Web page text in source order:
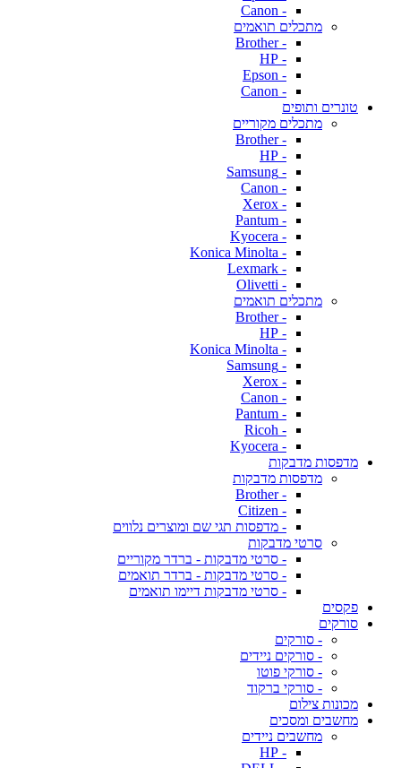
- Canon
מתכלים תואמים
- Brother
- HP
- Epson
- Canon
טונרים ותופים
מתכלים מקוריים
- Brother
- HP
- Samsung
- Canon
- Xerox
- Pantum
- Kyocera
- Konica Minolta
- Lexmark
- Olivetti
מתכלים תואמים
- Brother
- HP
- Konica Minolta
- Samsung
- Xerox
- Canon
- Pantum
- Ricoh
- Kyocera
מדפסות מדבקות
מדפסות מדבקות
- Brother
- Citizen
- מדפסות תגי שם ומוצרים נלווים
סרטי מדבקות
- סרטי מדבקות - ברדר מקוריים
- סרטי מדבקות - ברדר תואמים
- סרטי מדבקות דיימו תואמים
פקסים
סורקים
- סורקים
- סורקים ניידים
- סורקי פוטו
- סורקי ברקוד
מכונות צילום
מחשבים ומסכים
מחשבים ניידים
- HP